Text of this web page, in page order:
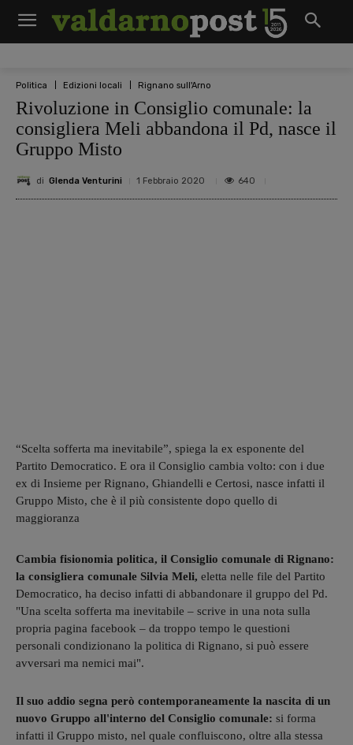
Politica Edizioni locali Rignano sull'Arno
Rivoluzione in Consiglio comunale: la
consigliera Meli abbandona il Pd, nasce il
Gruppo Misto
di Glenda Venturini 1 Febbraio 2020 640
“Scelta sofferta ma inevitabile”, spiega la ex esponente del
Partito Democratico. E ora il Consiglio cambia volto: con i due
ex di Insieme per Rignano, Ghiandelli e Certosi, nasce infatti il
Gruppo Misto, che è il più consistente dopo quello di
maggioranza
Cambia fisionomia politica, il Consiglio comunale di Rignano:
la consigliera comunale Silvia Meli, eletta nelle file del Partito
Democratico, ha deciso infatti di abbandonare il gruppo del Pd.
"Una scelta sofferta ma inevitabile – scrive in una nota sulla
propria pagina facebook – da troppo tempo le questioni
personali condizionano la politica di Rignano, si può essere
avversari ma nemici mai".
Il suo addio segna però contemporaneamente la nascita di un
nuovo Gruppo all'interno del Consiglio comunale: si forma
infatti il Gruppo misto, nel quale confluiscono, oltre alla stessa